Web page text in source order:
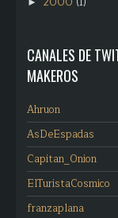
CANALES DE
MAKEROS
Ahruon
AsDeEspadas
Capitan_Onion
ElTuristaCosmico
franzaplana